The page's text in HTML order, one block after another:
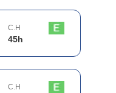
C.H
45h
C.H